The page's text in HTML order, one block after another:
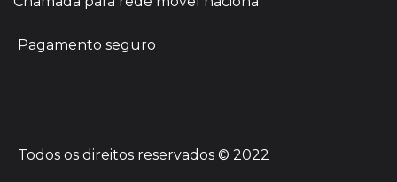
Pagamento seguro
Todos os direitos reservados © 2022